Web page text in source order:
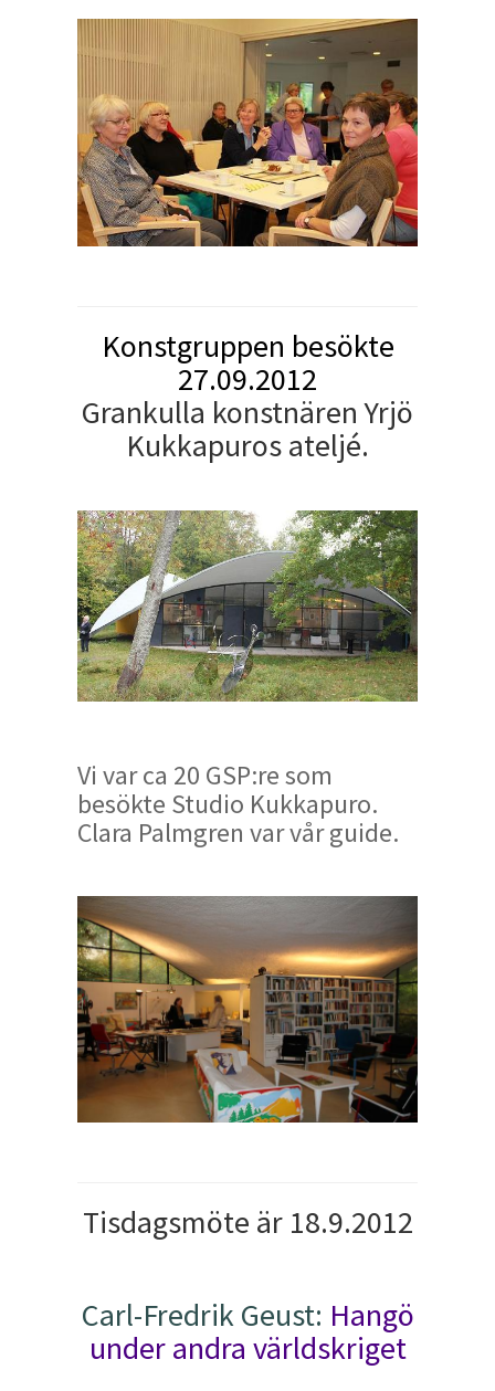
Konstgruppen besökte
27.09.2012
Grankulla konstnären Yrjö
Kukkapuros ateljé.
Vi var ca 20 GSP:re som
besökte Studio Kukkapuro.
Clara Palmgren var vår guide.
Tisdagsmöte är 18.9.2012
Carl-Fredrik Geust: Hangö
under andra världskriget